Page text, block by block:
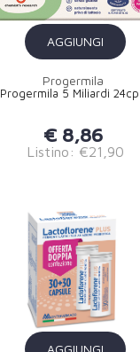
AGGIUNGI
Progermila
Progermila 5 Miliardi
€ 8,86
Listino: €21,90
AGGIUNGI